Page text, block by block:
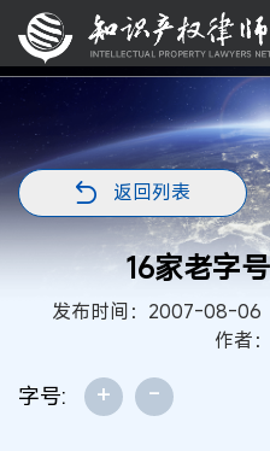
返回列表
16家老字
发布时间：2007-08-06
作者：
字号: + -